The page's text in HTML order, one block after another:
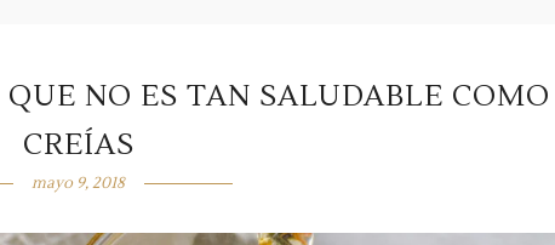
NO ES TAN SALUDABLE COMO
CREÍAS
mayo 9, 2018